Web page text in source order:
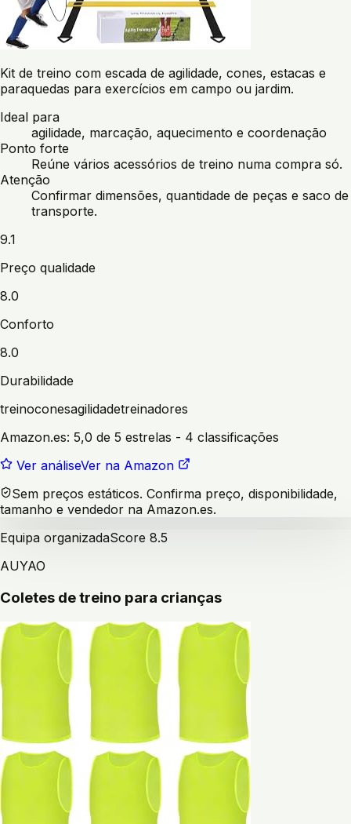
Kit de treino com escada de agilidade, cones, estacas e
paraquedas para exercícios em campo ou jardim.
Ideal para
agilidade, marcação, aquecimento e coordenação
Ponto forte
Reúne vários acessórios de treino numa compra só.
Atenção
Confirmar dimensões, quantidade de peças e saco de
transporte.
9.1
Preço qualidade
8.0
Conforto
8.0
Durabilidade
treinoconesagilidadetreinadores
Amazon.es: 5,0 de 5 estrelas - 4 classificações
Ver análiseVer na Amazon
Sem preços estáticos. Confirma preço, disponibilidade,
tamanho e vendedor na Amazon.es.
Equipa organizadaScore 8.5
AUYAO
Coletes de treino para crianças